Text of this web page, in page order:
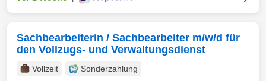
Sachbearbeiterin / Sachbearbeiter m/w/d für
den Vollzugs- und Verwaltungsdienst
Vollzeit
Sonderzahlung